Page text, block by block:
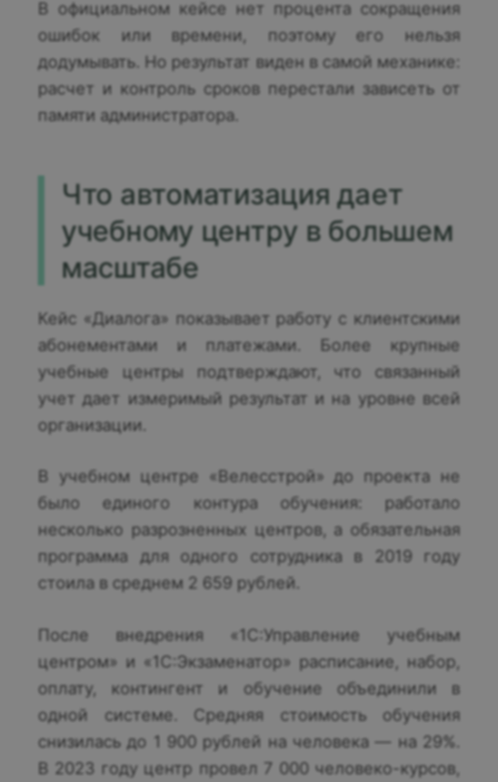
В официальном кейсе нет процента сокращения
ошибок или времени, поэтому его нельзя
додумывать. Но результат виден в самой механике:
расчет и контроль сроков перестали зависеть от
памяти администратора.
Что автоматизация дает
учебному центру в большем
масштабе
Кейс «Диалога» показывает работу с клиентскими
абонементами и платежами. Более крупные
учебные центры подтверждают, что связанный
учет дает измеримый результат и на уровне всей
организации.
В учебном центре «Велесстрой» до проекта не
было единого контура обучения: работало
несколько разрозненных центров, а обязательная
программа для одного сотрудника в 2019 году
стоила в среднем 2 659 рублей.
После внедрения «1С:Управление учебным
центром» и «1С:Экзаменатор» расписание, набор,
оплату, контингент и обучение объединили в
одной системе. Средняя стоимость обучения
снизилась до 1 900 рублей на человека — на 29%.
В 2023 году центр провел 7 000 человеко-курсов,